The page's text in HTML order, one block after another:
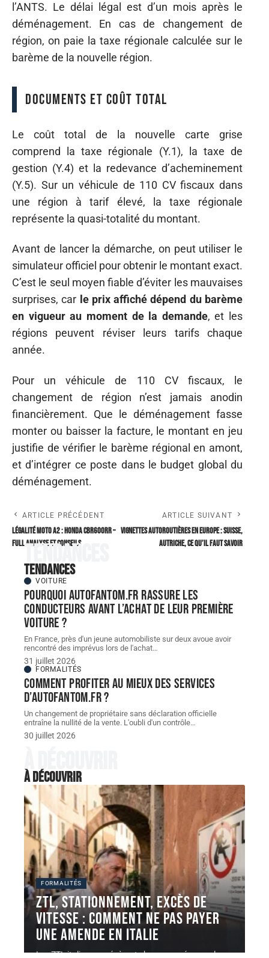
l’ANTS. Le délai légal est d’un mois après le
déménagement. En cas de changement de
région, on paie la taxe régionale calculée sur le
barème de la nouvelle région.
Documents et coût total
Le coût total de la nouvelle carte grise
comprend la taxe régionale (Y.1), la taxe de
gestion (Y.4) et la redevance d’acheminement
(Y.5). Sur un véhicule de 110 CV fiscaux dans
une région à tarif élevé, la taxe régionale
représente la quasi-totalité du montant.
Avant de lancer la démarche, on peut utiliser le
simulateur officiel pour obtenir le montant exact.
C’est le seul moyen fiable d’éviter les mauvaises
surprises, car le prix affiché dépend du barème
en vigueur au moment de la demande, et les
régions peuvent réviser leurs tarifs chaque
année.
Pour un véhicule de 110 CV fiscaux, le
changement de région n’est jamais anodin
financièrement. Que le déménagement fasse
monter ou baisser la facture, le montant en jeu
justifie de vérifier le barème régional en amont,
et d’intégrer ce poste dans le budget global du
déménagement.
ARTICLE PRÉCÉDENT
Légalité moto A2 : Honda CBR600RR –
Full analyse et conseils
ARTICLE SUIVANT
Vignettes autoroutières en Europe : Suisse,
Autriche, ce qu’il faut savoir
Tendances
Tendances
VOITURE
Pourquoi autofantom.fr rassure les
conducteurs avant l’achat de leur première
voiture ?
En France, près d'un jeune automobiliste sur deux avoue avoir
rencontré des imprévus lors de l'achat…
31 juillet 2026
FORMALITÉS
Comment profiter au mieux des services
d’autofantom.fr ?
Un changement de propriétaire sans déclaration officielle
entraîne la nullité de la vente. L'oubli d'un contrôle…
30 juillet 2026
À découvrir
À découvrir
FORMALITÉS
ZTL, stationnement, excès de
vitesse : comment ne pas payer
une AMENDE en Italie
Les ZTL italiennes génèrent chaque année un volume